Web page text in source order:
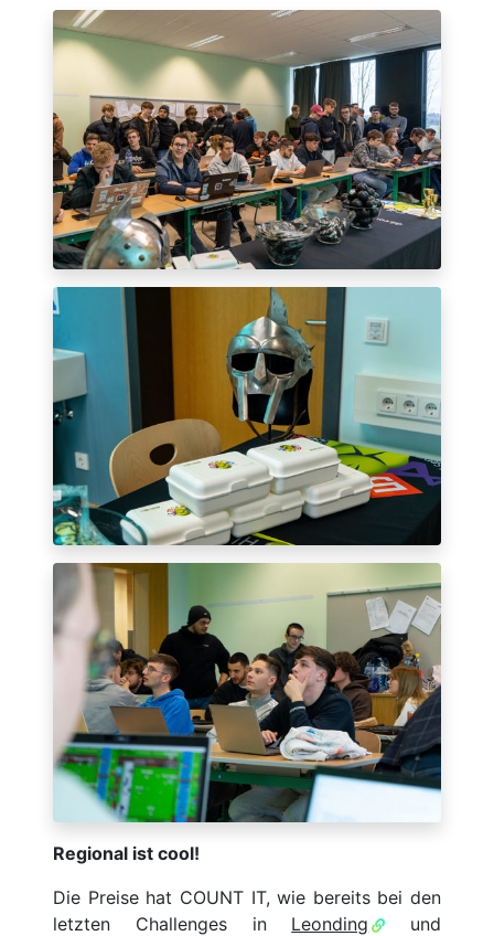
Regional ist cool!
Die Preise hat COUNT IT, wie bereits bei den
letzten Challenges in Leonding
und